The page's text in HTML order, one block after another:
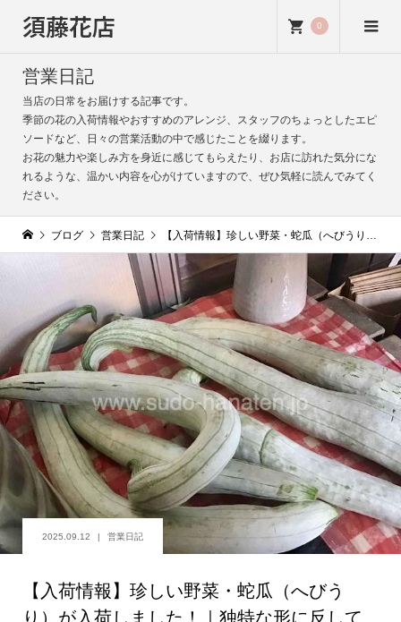
須藤花店 0
営業日記
当店の日常をお届けする記事です。
季節の花の入荷情報やおすすめのアレンジ、スタッフのちょっとしたエピ
ソードなど、日々の営業活動の中で感じたことを綴ります。
お花の魅力や楽しみ方を身近に感じてもらえたり、お店に訪れた気分にな
れるような、温かい内容を心がけていますので、ぜひ気軽に読んでみてく
ださい。
ブログ 営業日記 【入荷情報】珍しい野菜・蛇瓜（へびうり）が入荷しました！｜独特な形に反して食べやすい野菜
2025.09.12 営業日記
【入荷情報】珍しい野菜・蛇瓜（へびう
り）が入荷しました！｜独特な形に反して